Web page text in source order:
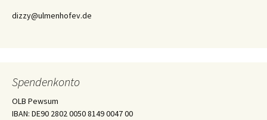
dizzy@ulmenhofev.de
Spendenkonto
OLB Pewsum
IBAN: DE90 2802 0050 8149 0047 00